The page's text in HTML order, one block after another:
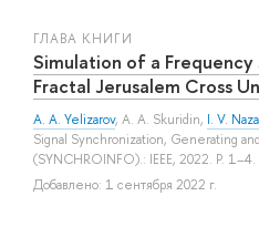
ГЛАВА КНИГИ
Simulation of a
Fractal Jerusalem Cross
A. A. Yelizarov, A. A. Skuridin, I. V.
Signal Synchronization, Generating
(SYNCHROINFO).: IEEE, 2022. P. 1–4.
Добавлено: 1 сентября 2022 г.